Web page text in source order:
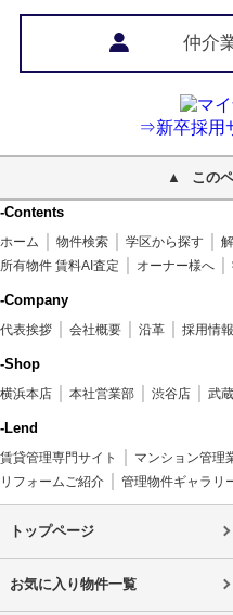
仲介
⇒新卒採用
この
-Contents
ホーム 物件検索 学区から探す
所有物件 賃料AI査定
オーナー様へ
-Company
代表挨拶 会社概要 沿革 採用情報
-Shop
横浜本店 本社営業部 渋谷店 武
-Lend
賃貸管理専門サイト マンション管理
リフォームご紹介
管理物件ギャラリ
トップページ
お気に入り物件一覧